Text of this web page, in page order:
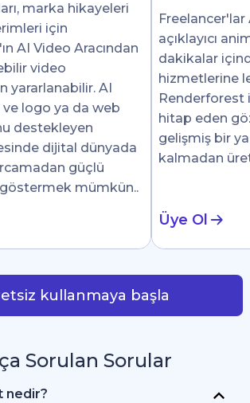
marka hikayeleri
için
AI Video Aracından
video
yararlanabilir. AI
ve logo ya da web
destekleyen
dijital dünyada
güçlü
mümkün..
açıklayıcı
dakikalar
hizmetlerine
Renderforest
hitap eden
gelişmiş bir
kalmadan
Üye Ol
kullanmaya başla
Sorulan Sorular
nedir?